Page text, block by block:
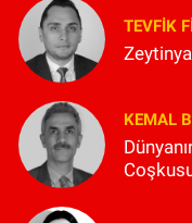
TEVFIK
KEMAL